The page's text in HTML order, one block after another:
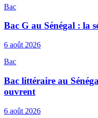
Bac
Bac G au Sénégal : la
6 août 2026
Bac
Bac littéraire au
ouvrent
6 août 2026